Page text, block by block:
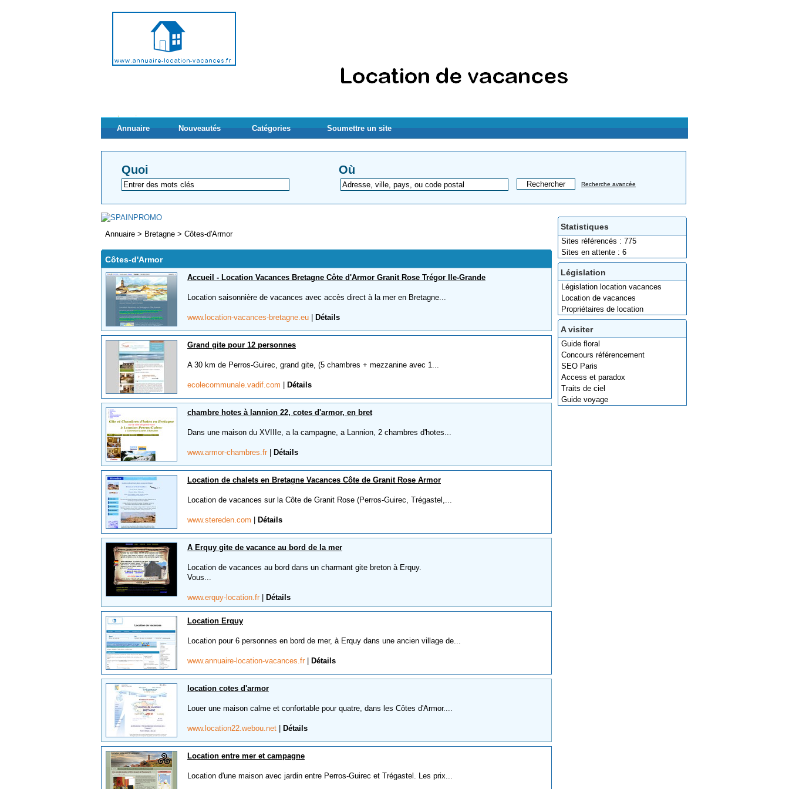
Annuaire Nouveautés Catégories Soumettre un site
Quoi Où
Recherche avancée
Statistiques
Sites référencés : 775
Sites en attente : 6
Législation
Législation location vacances
Location de vacances
Propriétaires de location
A visiter
Guide floral
Concours référencement
SEO Paris
Access et paradox
Traits de ciel
Guide voyage
Annuaire > Bretagne > Côtes-d'Armor
Côtes-d'Armor
Accueil - Location Vacances Bretagne Côte d'Armor Granit Rose Trégor Ile-Grande
Location saisonnière de vacances avec accès direct à la mer en Bretagne...
www.location-vacances-bretagne.eu Détails
Grand gite pour 12 personnes
A 30 km de Perros-Guirec, grand gite, (5 chambres + mezzanine avec 1...
ecolecommunale.vadif.com Détails
chambre hotes à lannion 22, cotes d'armor, en bret
Dans une maison du XVIIIe, a la campagne, a Lannion, 2 chambres d'hotes...
www.armor-chambres.fr Détails
Location de chalets en Bretagne Vacances Côte de Granit Rose Armor
Location de vacances sur la Côte de Granit Rose (Perros-Guirec, Trégastel,...
www.stereden.com Détails
A Erquy gite de vacance au bord de la mer
Location de vacances au bord dans un charmant gite breton à Erquy.
Vous...
www.erquy-location.fr Détails
Location Erquy
Location pour 6 personnes en bord de mer, à Erquy dans une ancien village de...
www.annuaire-location-vacances.fr Détails
location cotes d'armor
Louer une maison calme et confortable pour quatre, dans les Côtes d'Armor....
www.location22.webou.net Détails
Location entre mer et campagne
Location d'une maison avec jardin entre Perros-Guirec et Trégastel. Les prix...